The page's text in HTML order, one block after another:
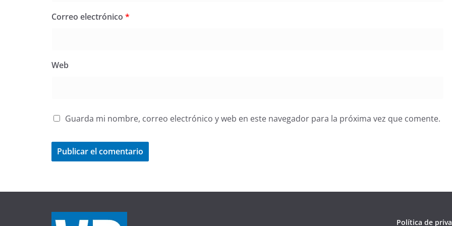
Correo electrónico *
Web
Guarda mi nombre, correo electrónico y web en este navegador para la próxima vez que comente.
Política de